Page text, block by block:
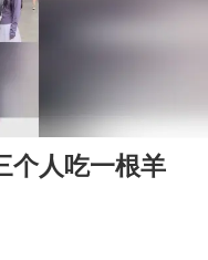
00:53
个人吃一根羊